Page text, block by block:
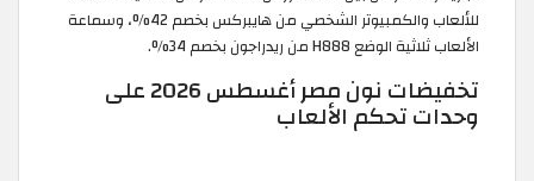
للألعاب والكمبيوتر الشخصي من هايبركس بخصم 42%، وسماعة
الألعاب ثلاثية الوضع H888 من ريدراجون بخصم 34%.
تخفيضات نون مصر أغسطس 2026 على
وحدات تحكم الألعاب